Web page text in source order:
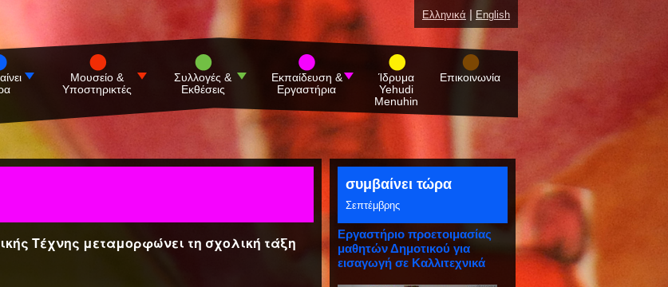
Ελληνικά | English
Μουσείο &
Υποστηρικτές
Συλλογές &
Εκθέσεις
Εκπαίδευση &
Εργαστήρια
Ίδρυμα
Yehudi
Menuhin
Επικοινωνία
Τέχνης μεταμορφώνει τη σχολική τάξη
συμβαίνει τώρα
Σεπτέμβρης
Εργαστήριο προετοιμασίας
μαθητών Δημοτικού για
εισαγωγή σε Καλλιτεχνικά